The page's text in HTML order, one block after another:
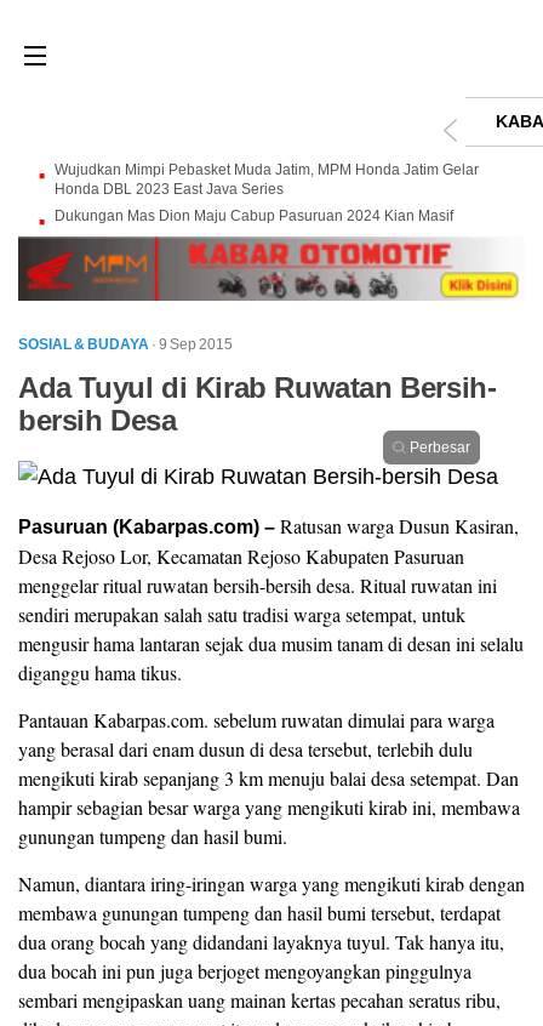
Wujudkan Mimpi Pebasket Muda Jatim, MPM Honda Jatim Gelar
Honda DBL 2023 East Java Series
Dukungan Mas Dion Maju Cabup Pasuruan 2024 Kian Masif
SOSIAL & BUDAYA · 9 Sep 2015
Ada Tuyul di Kirab Ruwatan Bersih-
bersih Desa
Perbesar
Pasuruan (Kabarpas.com) – Ratusan warga Dusun Kasiran,
Desa Rejoso Lor, Kecamatan Rejoso Kabupaten Pasuruan
menggelar ritual ruwatan bersih-bersih desa. Ritual ruwatan ini
sendiri merupakan salah satu tradisi warga setempat, untuk
mengusir hama lantaran sejak dua musim tanam di desan ini selalu
diganggu hama tikus.
Pantauan Kabarpas.com. sebelum ruwatan dimulai para warga
yang berasal dari enam dusun di desa tersebut, terlebih dulu
mengikuti kirab sepanjang 3 km menuju balai desa setempat. Dan
hampir sebagian besar warga yang mengikuti kirab ini, membawa
gunungan tumpeng dan hasil bumi.
Namun, diantara iring-iringan warga yang mengikuti kirab dengan
membawa gunungan tumpeng dan hasil bumi tersebut, terdapat
dua orang bocah yang didandani layaknya tuyul. Tak hanya itu,
dua bocah ini pun juga berjoget mengoyangkan pinggulnya
sembari mengipaskan uang mainan kertas pecahan seratus ribu,